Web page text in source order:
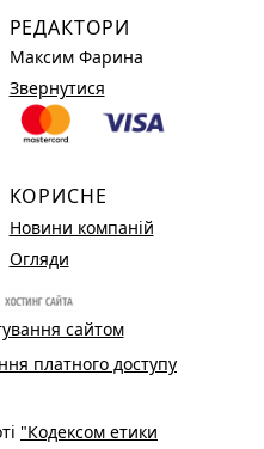
РЕДАКТОРИ
Максим Фарина
Звернутися
КОРИСНЕ
Новини компаній
Огляди
сайтом
платного доступу
"Кодексом етики